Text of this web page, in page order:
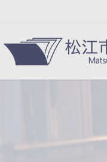
ン
ス
ー
ン